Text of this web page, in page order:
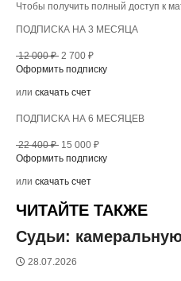
Чтобы получить полный доступ к
ПОДПИСКА НА 3 МЕСЯЦА
12 000 ₽ 2 700 ₽
Оформить подписку
или скачать счет
ПОДПИСКА НА 6 МЕСЯЦЕВ
22 400 ₽ 15 000 ₽
Оформить подписку
или скачать счет
ЧИТАЙТЕ ТАКЖЕ
Судьи:
28.07.2026